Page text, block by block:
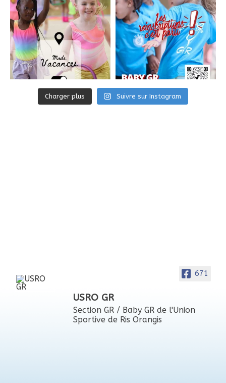
Charger plus Suivre sur Instagram
671
USRO GR
Section GR / Baby GR de l'Union
Sportive de Ris Orangis